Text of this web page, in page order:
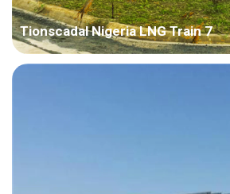
Tionscadal Nigeria LNG Train 7
Tír: An Nigéir Rochrann an tionscadail: